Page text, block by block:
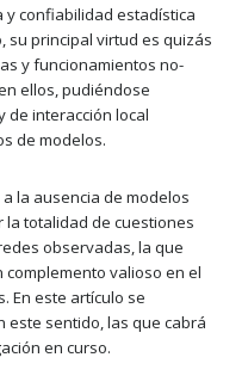
confiabilidad estadística
su principal virtud es quizás
y funcionamientos no-
ellos, pudiéndose
de interacción local
de modelos.
la ausencia de modelos
la totalidad de cuestiones
observadas, la que
valioso en el
En este artículo se
sentido, las que cabrá
en curso.